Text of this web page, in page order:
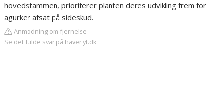
hovedstammen, prioriterer planten deres udvikling frem for
agurker afsat på sideskud.
Anmodning om fjernelse
Se det fulde svar på havenyt.dk